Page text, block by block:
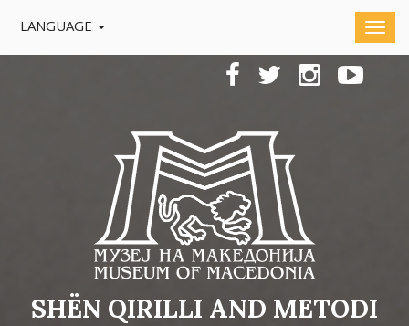
LANGUAGE
SHËN QIRILLI AND METODI